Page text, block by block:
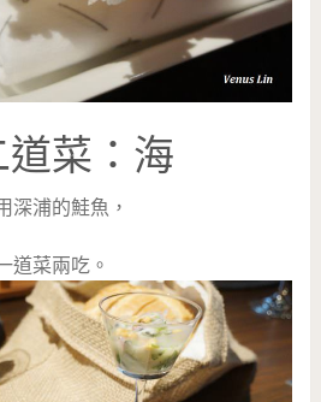
道菜：海
深浦的鮭魚，
道菜兩吃。